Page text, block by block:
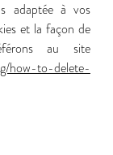
adaptée à vos
et la façon de
au site
how-to-delete-